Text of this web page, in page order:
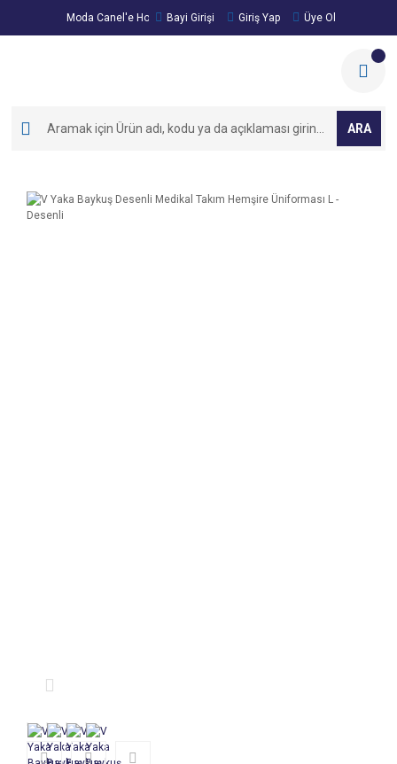
Moda Canel'e Hoşgeldiniz!
Bayi Girişi Giriş Yap Üye Ol
ARA